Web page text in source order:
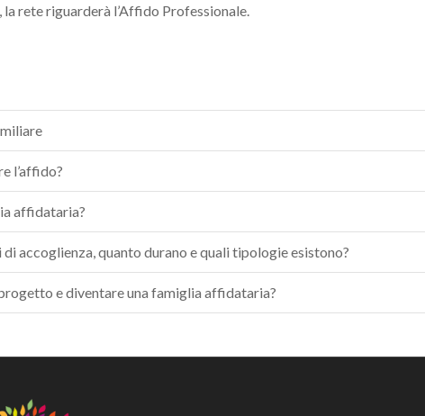
rete riguarderà l’Affido Professionale.
l’affido?
affidataria?
accoglienza, quanto durano e quali tipologie esistono?
e diventare una famiglia affidataria?